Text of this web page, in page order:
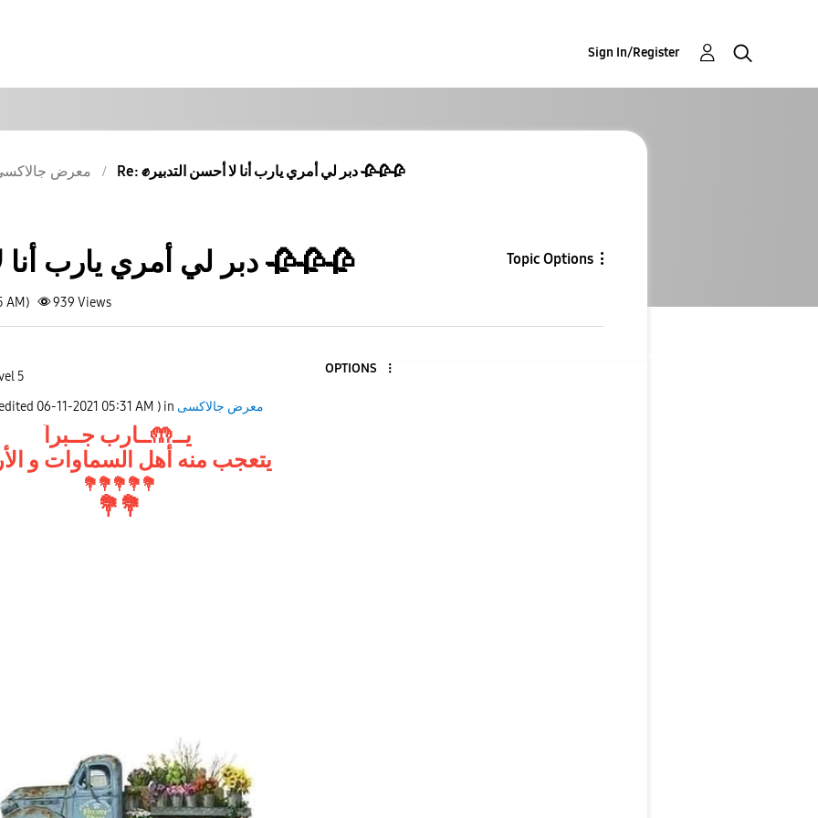
Sign In/Register
معرض Re: ✊دبر لي أمري يارب أنا لا أحسن التدبير 🥀🥀🥀
✊دبر لي أمري يارب أنا لا أحسن التدبير 🥀🥀🥀 Topic Options
AM) 939 Views
5
OPTIONS
‎06-11-2021 05:31 AM ) in معرض جالاكسى
يتعجب منه أهل السماوات و
💐 💐 💐 💐 💐
💐 💐